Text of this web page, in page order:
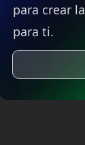
para crear
para ti.